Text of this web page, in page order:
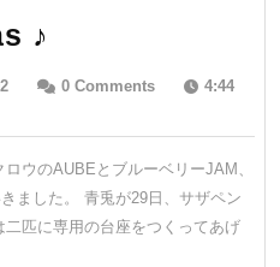
♪
ken12020 Comments
4:44
ロウのAUBEとブルーベリーJAM、
ました。 青兎が29日、サザペン
匹に専用の台座をつくってあげ